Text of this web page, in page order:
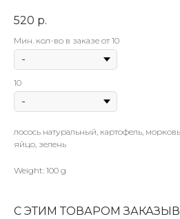
520 р.
Мин. кол-во в заказе от 10
10
лосось натуральный, картофель,
яйцо, зелень
Weight: 100 g
С ЭТИМ ТОВАРОМ